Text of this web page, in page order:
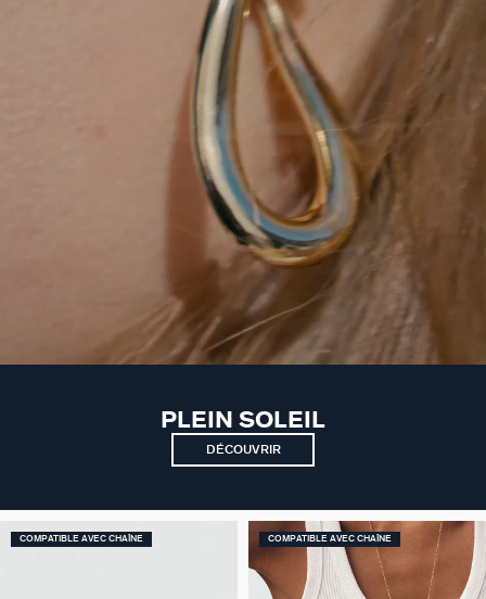
PLEIN SOLEIL
DÉCOUVRIR
COMPATIBLE AVEC CHAÎNE COMPATIBLE AVEC CHAÎNE